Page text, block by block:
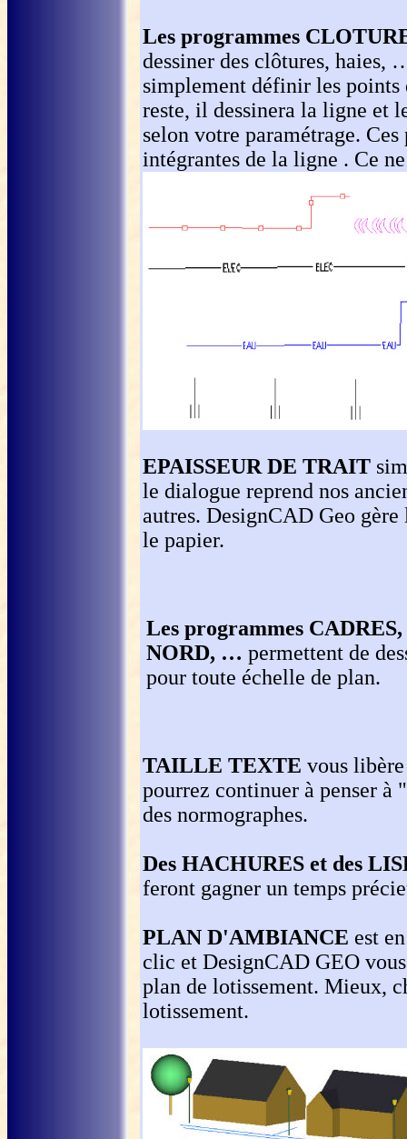
Les programmes
dessiner des clôtures,
simplement définir les points
reste, il dessinera la ligne et
selon votre paramétrage.
intégrantes de la ligne . Ce
EPAISSEUR DE TRAIT
le dialogue reprend nos
autres. DesignCAD Geo
le papier.
Les programmes
NORD, … permettent de
pour toute échelle de plan.
TAILLE TEXTE vous
pourrez continuer à penser
des normographes.
Des HACHURES et des
feront gagner un temps
PLAN D'AMBIANCE est
clic et DesignCAD GEO
plan de lotissement. Mieux,
lotissement.